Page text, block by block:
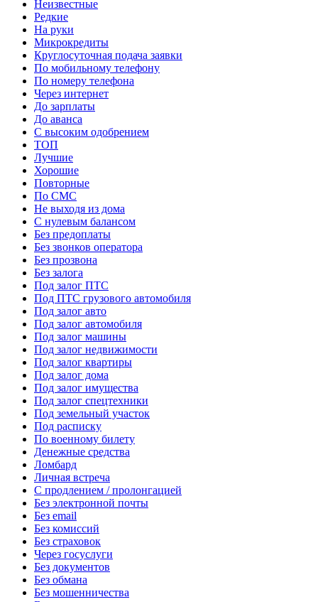
Неизвестные
Редкие
На руки
Микрокредиты
Круглосуточная подача заявки
По мобильному телефону
По номеру телефона
Через интернет
До зарплаты
До аванса
С высоким одобрением
ТОП
Лучшие
Хорошие
Повторные
По СМС
Не выходя из дома
С нулевым балансом
Без предоплаты
Без звонков оператора
Без прозвона
Без залога
Под залог ПТС
Под ПТС грузового автомобиля
Под залог авто
Под залог автомобиля
Под залог машины
Под залог недвижимости
Под залог квартиры
Под залог дома
Под залог имущества
Под залог спецтехники
Под земельный участок
Под расписку
По военному билету
Денежные средства
Ломбард
Личная встреча
С продлением / пролонгацией
Без электронной почты
Без email
Без комиссий
Без страховок
Через госуслуги
Без документов
Без обмана
Без мошенничества